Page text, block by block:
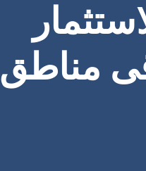
مناطق